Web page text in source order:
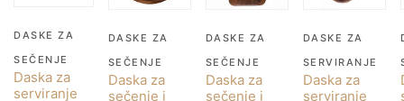
DASKE ZA
SEČENJE
Daska za
serviranje
DASKE ZA
SEČENJE
Daska za
sečenje i
DASKE ZA
SEČENJE
Daska za
sečenje i
DASKE ZA
SERVIRANJE
Daska za
serviranje